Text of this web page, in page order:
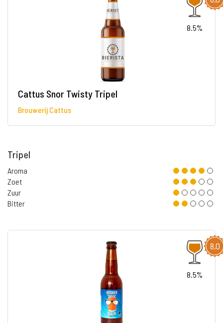
8.5%
Cattus Snor Twisty Tripel
Brouwerij Cattus
Tripel
Aroma
Zoet
Zuur
Bitter
8,0
8.5%